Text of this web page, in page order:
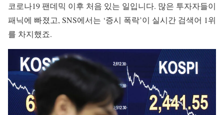
코로나19 팬데믹 이후 처음 있는 일입니다. 많은 투자자들이
패닉에 빠졌고, SNS에서는 ‘증시 폭락’이 실시간 검색어 1위
를 차지했죠.